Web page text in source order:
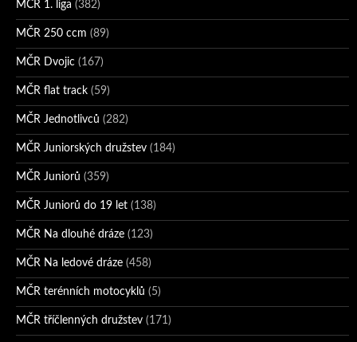
MČR 1. liga (382)
MČR 250 ccm (89)
MČR Dvojic (167)
MČR flat track (59)
MČR Jednotlivců (282)
MČR Juniorských družstev (184)
MČR Juniorů (359)
MČR Juniorů do 19 let (138)
MČR Na dlouhé dráze (123)
MČR Na ledové dráze (458)
MČR terénních motocyklů (5)
MČR tříčlenných družstev (171)